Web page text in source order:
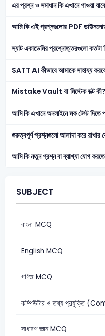
এর প্রশ্ন ও সমাধান কি এখানে পাওয়া
আমি কি এই প্রশ্নগুলোর PDF
স্যাট একাডেমির প্রশ্নোত্তরগুলো কতটা
SATT AI কীভাবে আমাকে সাহায্য
Mistake Vault বা মিস্টেক ভল্ট কী?
আমি কি এখানে অনলাইনে মক টেস্ট দিতে
গুরুত্বপূর্ণ প্রশ্নগুলো আলাদা করে
আমি কি নতুন প্রশ্ন বা ব্যাখ্যা যোগ
SUBJECT
বাংলা MCQ
English MCQ
গণিত MCQ
কম্পিউটার ও তথ্য প্রযুক্তি
সাধারণ জ্ঞান MCQ